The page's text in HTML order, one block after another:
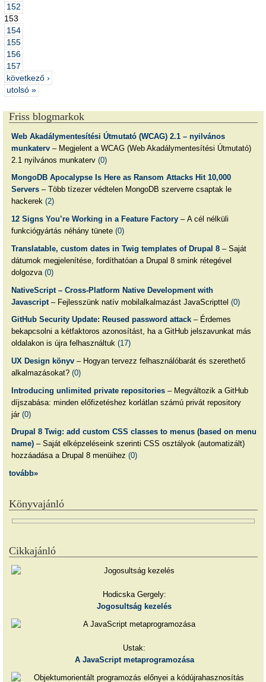
152
153
154
155
156
157
következő ›
utolsó »
Friss blogmarkok
Web Akadálymentesítési Útmutató (WCAG) 2.1 – nyilvános
munkaterv– Megjelent a WCAG (Web Akadálymentesítési Útmutató)
2.1 nyilvános munkaterv (0)
MongoDB Apocalypse Is Here as Ransom Attacks Hit 10,000
Servers– Több tízezer védtelen MongoDB szerverre csaptak le
hackerek (2)
12 Signs You’re Working in a Feature Factory– A cél nélküli
funkciógyártás néhány tünete (0)
Translatable, custom dates in Twig templates of Drupal 8– Saját
dátumok megjelenítése, fordíthatóan a Drupal 8 smink rétegével
dolgozva (0)
NativeScript – Cross-Platform Native Development with
Javascript– Fejlesszünk natív mobilalkalmazást JavaScripttel (0)
GitHub Security Update: Reused password attack– Érdemes
bekapcsolni a kétfaktoros azonosítást, ha a GitHub jelszavunkat más
oldalakon is újra felhasználtuk (17)
UX Design könyv– Hogyan tervezz felhasználóbarát és szerethető
alkalmazásokat? (0)
Introducing unlimited private repositories– Megváltozik a GitHub
díjszabása: minden előfizetéshez korlátlan számú privát repository
jár (0)
Drupal 8 Twig: add custom CSS classes to menus (based on menu
name)– Saját elképzeléseink szerinti CSS osztályok (automatizált)
hozzáadása a Drupal 8 menüihez (0)
tovább»
Könyvajánló
Cikkajánló
Hodicska Gergely:
Jogosultság kezelés
Ustak:
A JavaScript metaprogramozása